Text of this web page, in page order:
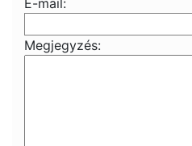
E-mail:
Megjegyzés: